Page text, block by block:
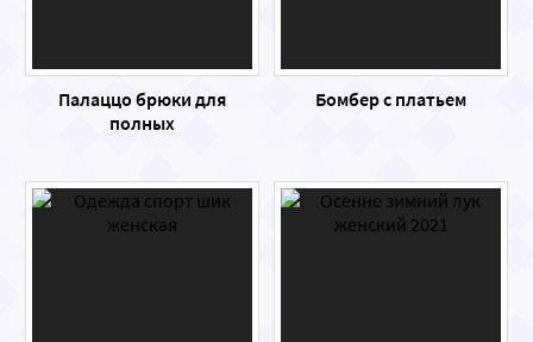
Палаццо брюки для
полных
Бомбер с платьем